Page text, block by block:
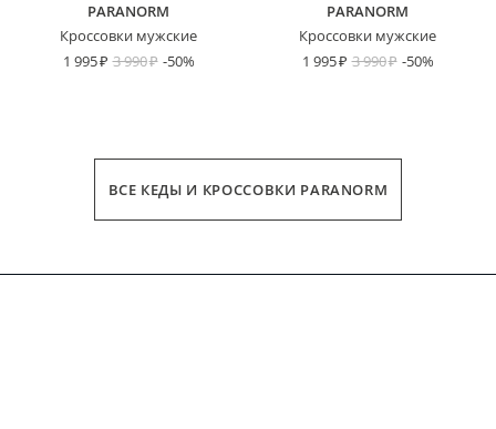
PARANORM
Кроссовки мужские
1 995
3 990 -50%
PARANORM
Кроссовки мужские
1 995
3 990 -50%
ВСЕ КЕДЫ И КРОССОВКИ PARANORM